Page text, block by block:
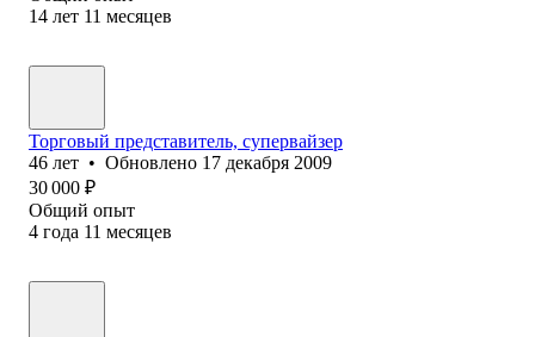
14 лет 11 месяцев
Торговый представитель, супервайзер
46 лет • Обновлено 17 декабря 2009
30 000 ₽
Общий опыт
4 года 11 месяцев